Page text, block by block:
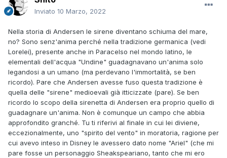
Inviato 10 Marzo, 2022
Nella storia di Andersen le sirene diventano schiuma del mare,
no? Sono senz'anima perché nella tradizione germanica (vedi
Lorelei), presente anche in Paracelso nel mondo latino, le
elementali dell'acqua "Undine" guadagnavano un'anima solo
legandosi a un umano (ma perdevano l'immortalità, se ben
ricordo). Pare che Andersen avesse fuso questa tradizione è
quella delle "sirene" medioevali già itticizzate (pare). Se ben
ricordo lo scopo della sirenetta di Andersen era proprio quello di
guadagnare un'anima. Non è comunque un campo che abbia
approfondito granché. Tu ti riferivi al finale in cui lei diviene,
eccezionalmente, uno "spirito del vento" in moratoria, ragione per
cui avevo inteso in Disney le avessero dato nome "Ariel" (che mi
pare fosse un personaggio Sheakspeariano, tanto che mi ero